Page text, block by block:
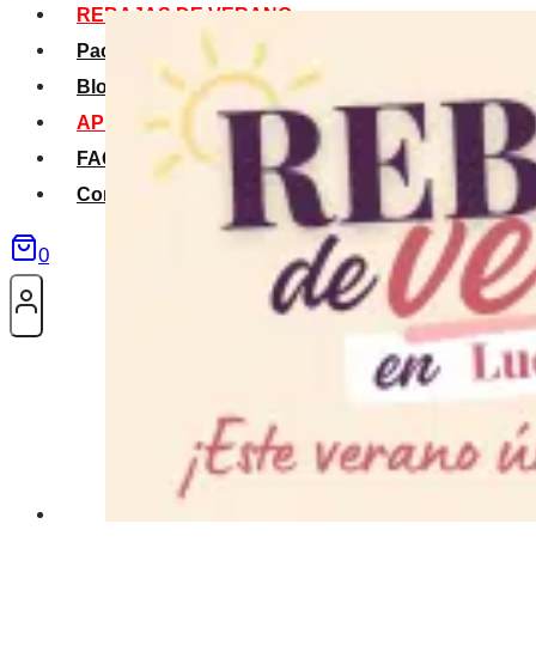
REBAJAS DE VERANO
Packs Verano
Blog
APP La Tribu
FAQS
Contacto
0